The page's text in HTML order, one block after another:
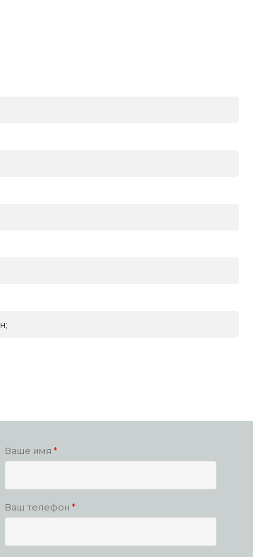
Ваше имя
Ваш телефон